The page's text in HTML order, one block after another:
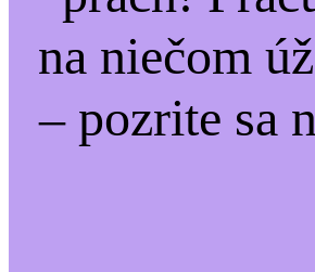
na niečom
– pozrite sa